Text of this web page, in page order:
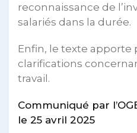
reconnaissance de
salariés dans la durée.
Enfin, le texte apporte
clarifications
travail.
Communiqué par
le 25 avril 2025